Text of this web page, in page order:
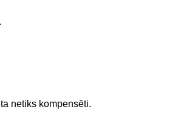
netiks kompensēti.